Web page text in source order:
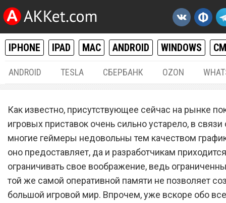
IPHONE IPAD MAC ANDROID WINDOWS
ANDROID TESLA СБЕРБАНК OZON
Безграничная мощь:
игровая приставка
PlayStation 5
Как известно, присутствующее сейчас на рынке
игровых приставок очень сильно устарело, в
многие геймеры недовольны тем качеством
оно предоставляет, да и разработчикам
ограничивать свое воображение, ведь
той же самой оперативной памяти не позволяет
большой игровой мир. Впрочем, уже вскоре обо